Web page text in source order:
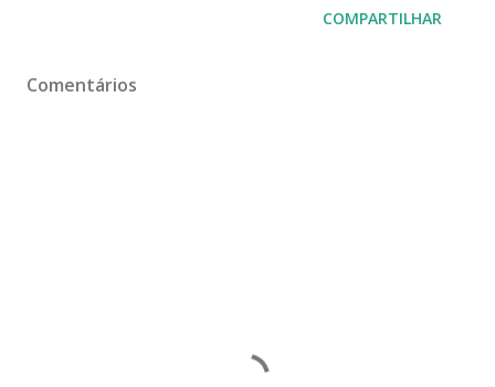
COMPARTILHAR
Comentários